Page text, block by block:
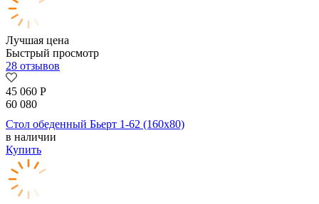
Лучшая цена
Быстрый просмотр
28 отзывов
45 060 Р
60 080
Стол обеденный Бьерт 1-62 (160х80)
в наличии
Купить